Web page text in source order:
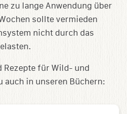
zu lange Anwendung über
sollte vermieden
nicht durch das
Rezepte für Wild- und
in unseren Büchern: